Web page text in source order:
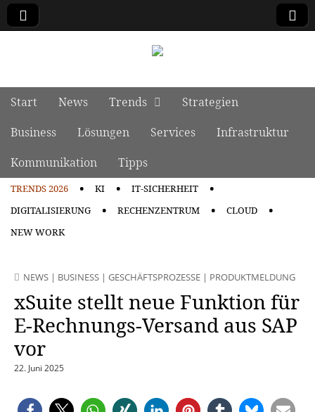
Main menu
Skip to content
Start News Trends
Strategien
Business
Lösungen Services
Infrastruktur
Kommunikation
Tipps
TRENDS 2026 KI
IT-SICHERHEIT
DIGITALISIERUNG
RECHENZENTRUM
CLOUD
NEW WORK
NEWS | BUSINESS | GESCHÄFTSPROZESSE | PRODUKTMELDUNG
xSuite stellt neue Funktion für
E-Rechnungs-Versand aus SAP
vor
22. Juni 2025